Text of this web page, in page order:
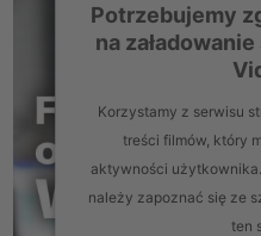
Potrzebujemy
na
Korzystamy z serwisu
treści filmów, który
aktywności
należy zapoznać się ze
ten